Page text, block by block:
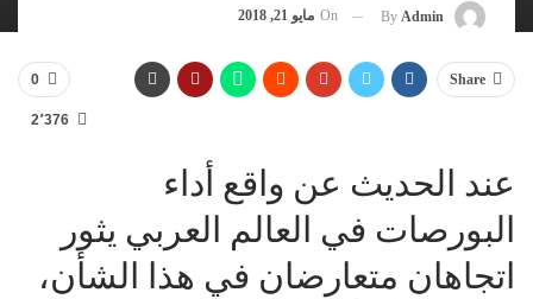
By Admin
On مايو 21, 2018
Share
0
2٬376
عند الحديث عن واقع أداء
البورصات في العالم العربي يثور
اتجاهان متعارضان في هذا الشأن،